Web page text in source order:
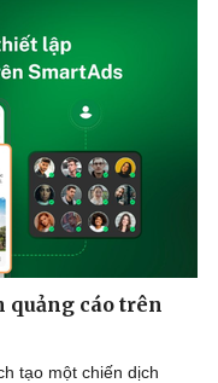
quảng cáo trên
tạo một chiến dịch